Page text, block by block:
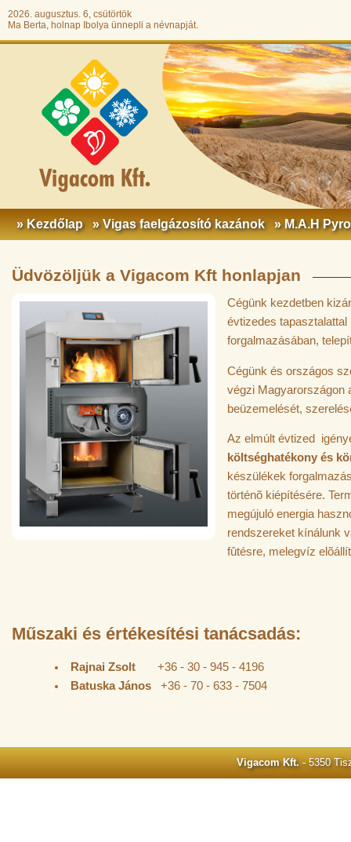
2026. augusztus. 6, csütörtök
Ma Berta, holnap Ibolya ünnepli a névnapját.
» Kezdőlap » Vigas faelgázosító kazánok » M.A.H
Üdvözöljük a Vigacom Kft honlapjan
Cégünk kezdetben
évtizedes
forgalmazásában,
Cégünk és országos
végzi Magyarországon
beüzemelését,
Az elmúlt évtized
költséghatékony és
készülékek
történõ kiépítésére.
megújuló energia
rendszereket kínálunk
fûtésre, melegvíz
Műszaki és értékesítési tanácsadás:
Rajnai Zsolt
+36 - 30 - 945 - 4196
Batuska János
+36 - 70 - 633 - 7504
Vigacom Kft.- 5350